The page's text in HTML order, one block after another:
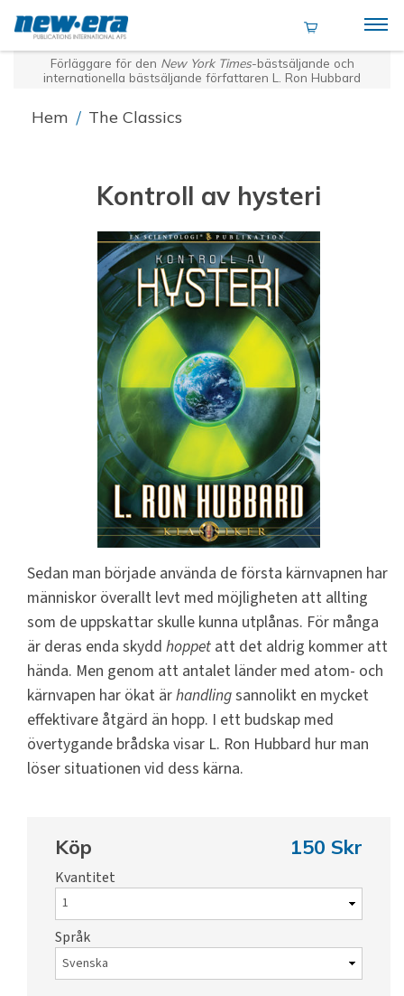
Förläggare för den New York Times-bästsäljande och
internationella bästsäljande författaren L. Ron Hubbard
Hem / The Classics
Kontroll av hysteri
Sedan man började använda de första kärnvapnen har
människor överallt levt med möjligheten att allting
som de uppskattar skulle kunna utplånas. För många
är deras enda skydd hoppet att det aldrig kommer att
hända. Men genom att antalet länder med atom- och
kärnvapen har ökat ärhandlingsannolikt en mycket
effektivare åtgärd än hopp. I ett budskap med
övertygande brådska visar L. Ron Hubbard hur man
löser situationen vid dess kärna.
Köp 150 Skr
Kvantitet
Språk